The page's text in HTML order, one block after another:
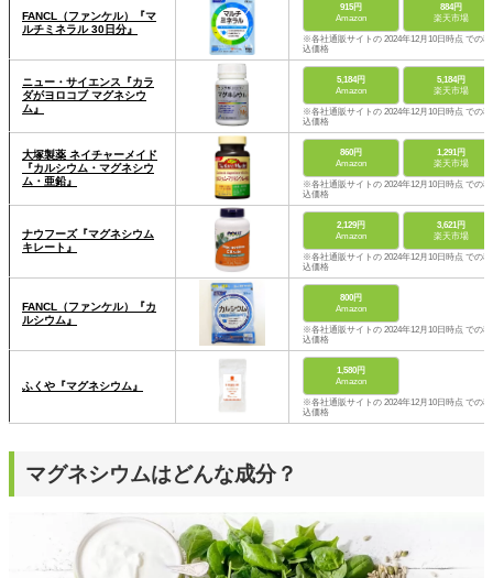
FANCL（ファンケル）『マ
ルチミネラル 30日分』
915円
Amazon
884円
楽天市場
※各社通販サイトの 2024年12月10日時点 での税
込価格
ニュー・サイエンス『カラ
ダがヨロコブ マグネシウ
ム』
5,184円
Amazon
5,184円
楽天市場
※各社通販サイトの 2024年12月10日時点 での税
込価格
大塚製薬 ネイチャーメイド
『カルシウム・マグネシウ
ム・亜鉛』
860円
Amazon
1,291円
楽天市場
※各社通販サイトの 2024年12月10日時点 での税
込価格
ナウフーズ『マグネシウム
キレート』
2,129円
Amazon
3,621円
楽天市場
※各社通販サイトの 2024年12月10日時点 での税
込価格
FANCL（ファンケル）『カ
ルシウム』
800円
Amazon
※各社通販サイトの 2024年12月10日時点 での税
込価格
ふくや『マグネシウム』
1,580円
Amazon
※各社通販サイトの 2024年12月10日時点 での税
込価格
マグネシウムはどんな成分？